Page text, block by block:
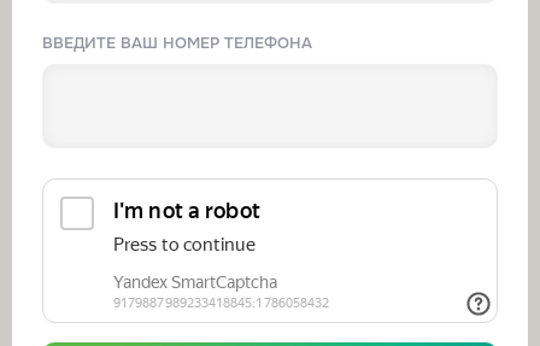
ВВЕДИТЕ ВАШ НОМЕР ТЕЛЕФОНА